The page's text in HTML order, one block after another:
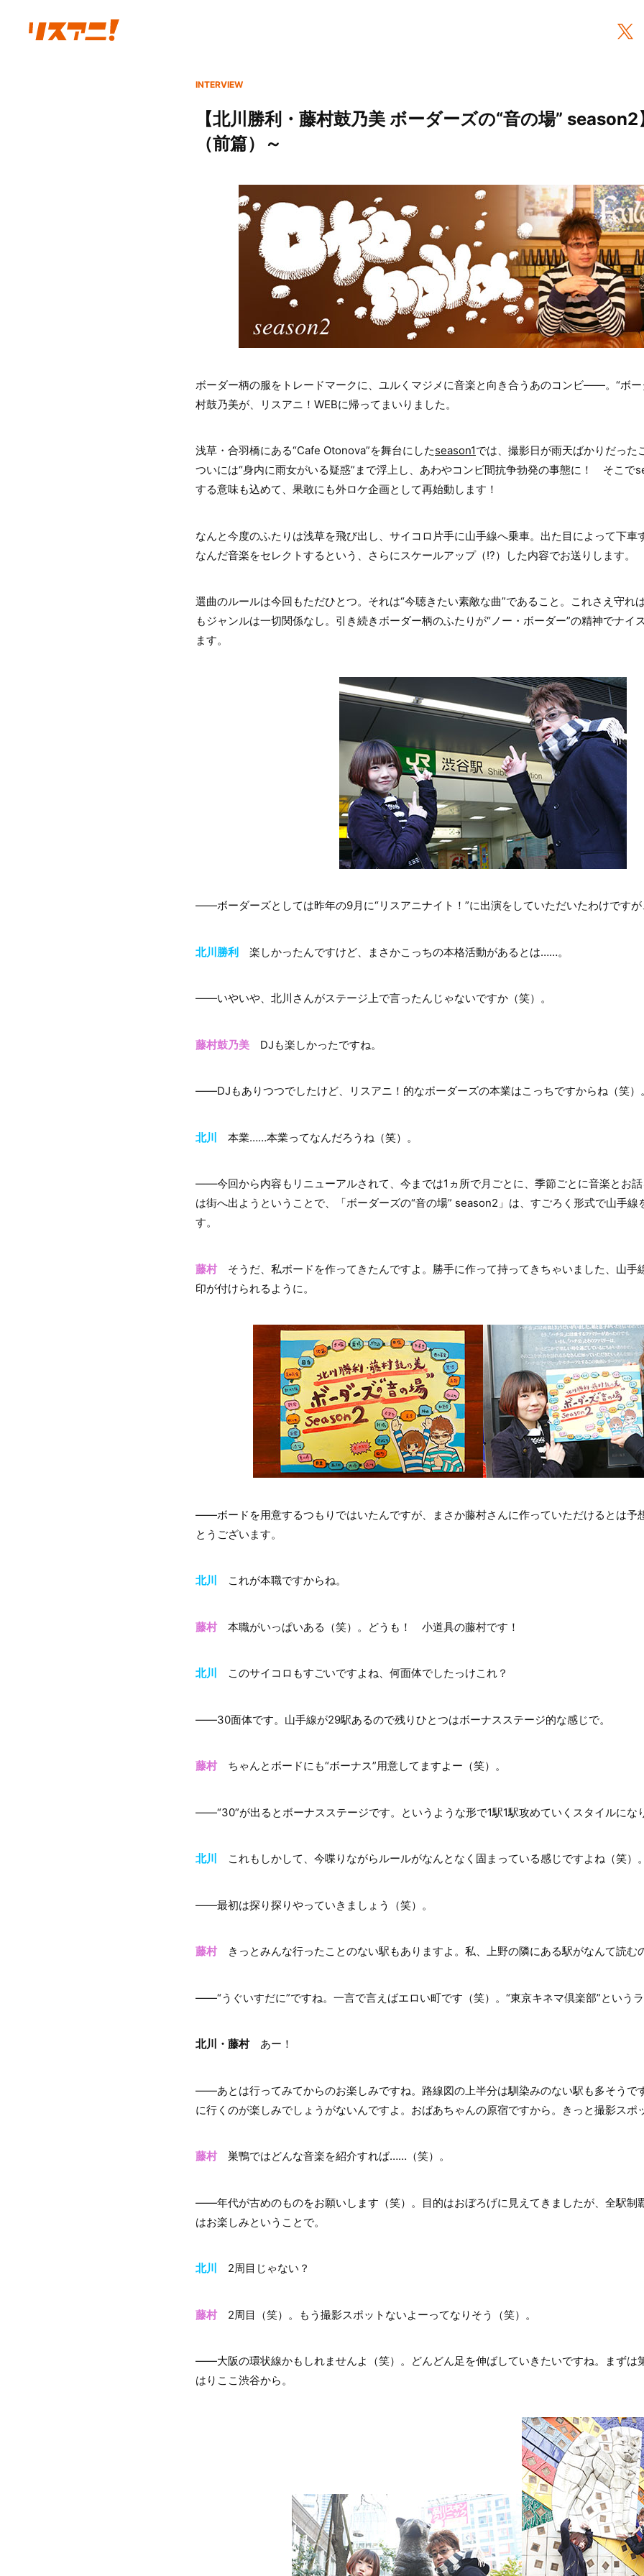
INTERVIEW
【北川勝利・藤村鼓乃美 ボーダーズの“音の場”
（前篇）～
ボーダー柄の服をトレードマークに、ユルくマジメに音楽と向き合うあのコンビ――。“ボ
村鼓乃美が、リスアニ！WEBに帰ってまいりました。
浅草・合羽橋にある“Cafe Otonova”を舞台にしたseason1では、撮影日が雨天ばかりだった
ついには“身内に雨女がいる疑惑”まで浮上し、あわやコンビ間抗争勃発の事態に！ そこで
する意味も込めて、果敢にも外ロケ企画として再始動します！
なんと今度のふたりは浅草を飛び出し、サイコロ片手に山手線へ乗車。出た目によって下車
なんだ音楽をセレクトするという、さらにスケールアップ（!?）した内容でお送りします。
選曲のルールは今回もただひとつ。それは“今聴きたい素敵な曲”であること。これさえ守れ
もジャンルは一切関係なし。引き続きボーダー柄のふたりが“ノー・ボーダー”の精神でナイ
ます。
――ボーダーズとしては昨年の9月に“リスアニナイト！”に出演をしていただいたわけですが
北川勝利 楽しかったんですけど、まさかこっちの本格活動があるとは……。
――いやいや、北川さんがステージ上で言ったんじゃないですか（笑）。
藤村鼓乃美 DJも楽しかったですね。
――DJもありつつでしたけど、リスアニ！的なボーダーズの本業はこっちですからね（笑）。
北川 本業……本業ってなんだろうね（笑）。
――今回から内容もリニューアルされて、今までは1ヵ所で月ごとに、季節ごとに音楽とお
は街へ出ようということで、「ボーダーズの“音の場” season2」は、すごろく形式で山手線
す。
藤村 そうだ、私ボードを作ってきたんですよ。勝手に作って持ってきちゃいました、山
印が付けられるように。
――ボードを用意するつもりではいたんですが、まさか藤村さんに作っていただけるとは予
とうございます。
北川 これが本職ですからね。
藤村 本職がいっぱいある（笑）。どうも！ 小道具の藤村です！
北川 このサイコロもすごいですよね、何面体でしたっけこれ？
――30面体です。山手線が29駅あるので残りひとつはボーナスステージ的な感じで。
藤村 ちゃんとボードにも“ボーナス”用意してますよー（笑）。
――“30”が出るとボーナスステージです。というような形で1駅1駅攻めていくスタイルにな
北川 これもしかして、今喋りながらルールがなんとなく固まっている感じですよね（笑）。
――最初は探り探りやっていきましょう（笑）。
藤村 きっとみんな行ったことのない駅もありますよ。私、上野の隣にある駅がなんて読む
――“うぐいすだに”ですね。一言で言えばエロい町です（笑）。“東京キネマ倶楽部”というラ
北川・藤村あー！
――あとは行ってみてからのお楽しみですね。路線図の上半分は馴染みのない駅も多そうで
に行くのが楽しみでしょうがないんですよ。おばあちゃんの原宿ですから。きっと撮影スポ
藤村 巣鴨ではどんな音楽を紹介すれば……（笑）。
――年代が古めのものをお願いします（笑）。目的はおぼろげに見えてきましたが、全駅制
はお楽しみということで。
北川 2周目じゃない？
藤村 2周目（笑）。もう撮影スポットないよーってなりそう（笑）。
――大阪の環状線かもしれませんよ（笑）。どんどん足を伸ばしていきたいですね。まずは
はりここ渋谷から。